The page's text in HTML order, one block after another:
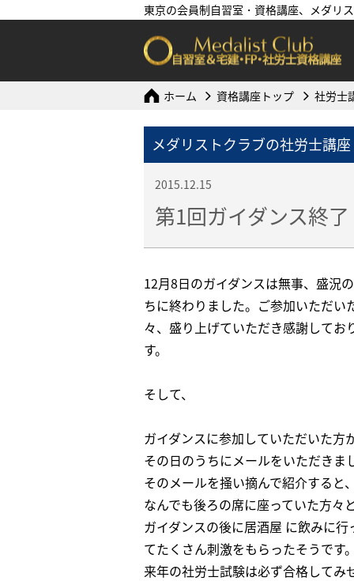
東京の会員制自習室・資格講座、メダリ
ホーム 資格講座トップ 社労士
メダリストクラブの社労士講座
2015.12.15
第1回ガイダンス終了
12月8日のガイダンスは無事、盛況
ちに終わりました。ご参加いただい
々、盛り上げていただき感謝してお
す。
そして、
ガイダンスに参加していただいた方か
その日のうちにメールをいただきま
そのメールを掻い摘んで紹介すると、
なんでも後ろの席に座っていた方々と
ガイダンスの後に居酒屋 に飲みに行
てたくさん刺激をもらったそうです。
来年の社労士試験は必ず合格してみ